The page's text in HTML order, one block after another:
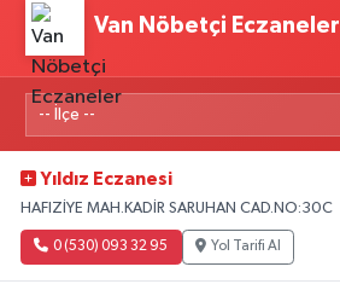
Van Nöbetçi Eczaneler
Yıldız Eczanesi
HAFIZİYE MAH.KADİR SARUHAN CAD.NO:30C
0 (530) 093 32 95 Yol Tarifi Al